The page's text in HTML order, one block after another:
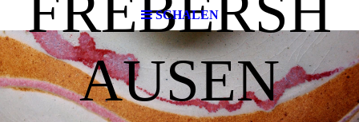
SCHALEN
AUSEN